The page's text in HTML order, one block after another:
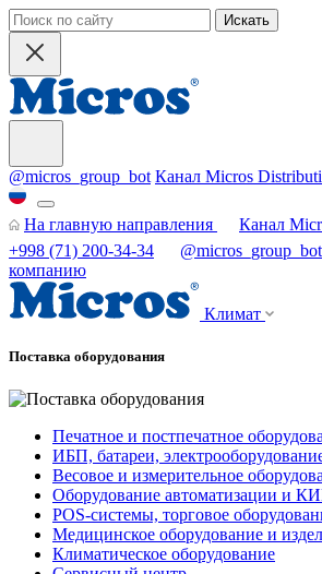
Искать
@micros_group_bot Канал Micros
На главную направления
Канал
+998 (71) 200-34-34
@micros_group_bot
компанию
Климат
Поставка оборудования
Печатное и постпечатное
ИБП, батареи,
Весовое и измерительное
Оборудование автоматизации и
POS-системы, торговое
Медицинское оборудование и
Климатическое оборудование